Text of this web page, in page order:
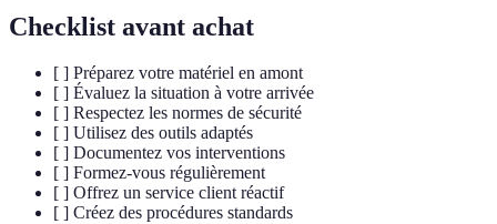
Checklist avant achat
[ ] Préparez votre matériel en amont
[ ] Évaluez la situation à votre arrivée
[ ] Respectez les normes de sécurité
[ ] Utilisez des outils adaptés
[ ] Documentez vos interventions
[ ] Formez-vous régulièrement
[ ] Offrez un service client réactif
[ ] Créez des procédures standards